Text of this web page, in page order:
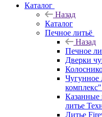
Каталог
Назад
Каталог
Печное литьё
Назад
Печное
Дверки
Чугунное
Казанные
литье
Литье